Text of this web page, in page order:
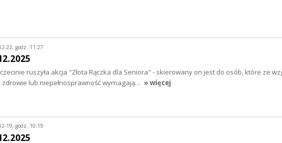
22, godz. 11:27
ruszyła akcja "Złota Rączka dla Seniora" - skierowany on jest do osób, które ze
zdrowie lub niepełnosprawność wymagają… » więcej
19, godz. 10:19